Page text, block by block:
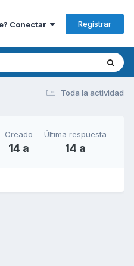
Conectar Registrar
Toda la actividad
Creado
14 a
Última respuesta
14 a